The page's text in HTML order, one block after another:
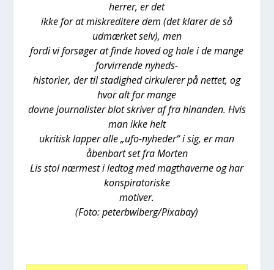
her­rer, er det
ikke for at miskre­di­te­re dem (det kla­rer de så
udmær­ket selv), men
for­di vi for­sø­ger at fin­de hoved og hale i de man­ge
for­vir­ren­de nyheds-
histo­ri­er, der til sta­dig­hed cir­ku­le­rer på net­tet, og
hvor alt for man­ge
dov­ne jour­na­li­ster blot skri­ver af fra hin­an­den. Hvis
man ikke helt
ukri­tisk lap­per alle „ufo-nyhe­der“ i sig, er man
åben­bart set fra Mor­ten
Lis stol nær­mest i ledt­og med magt­ha­ver­ne og har
kon­spira­to­ri­ske
moti­ver.
(Foto: peterbwiberg/Pixabay)